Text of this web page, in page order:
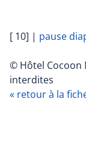
[ 10] | pause
© Hôtel Cocoon
interdites
« retour à la